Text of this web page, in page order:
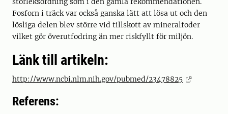
Fosforn i träck var också ganska lätt att lösa ut och den
lösliga delen blev större vid tillskott av mineralfoder
vilket gör överutfodring än mer riskfyllt för miljön.
Länk till artikeln:
http://www.ncbi.nlm.nih.gov/pubmed/23478825
Referens: